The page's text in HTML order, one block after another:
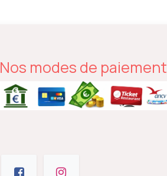
Nos modes de paiement